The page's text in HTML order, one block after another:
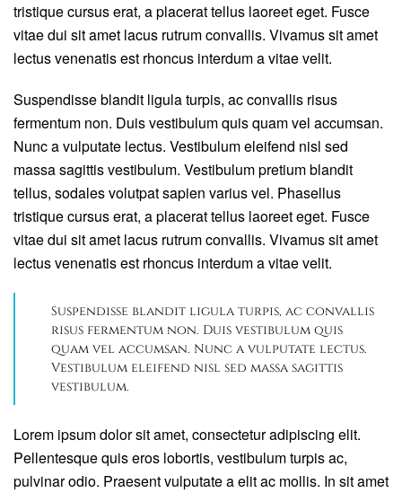
tristique cursus erat, a placerat tellus laoreet eget. Fusce
vitae dui sit amet lacus rutrum convallis. Vivamus sit amet
lectus venenatis est rhoncus interdum a vitae velit.
Suspendisse blandit ligula turpis, ac convallis risus
fermentum non. Duis vestibulum quis quam vel accumsan.
Nunc a vulputate lectus. Vestibulum eleifend nisl sed
massa sagittis vestibulum. Vestibulum pretium blandit
tellus, sodales volutpat sapien varius vel. Phasellus
tristique cursus erat, a placerat tellus laoreet eget. Fusce
vitae dui sit amet lacus rutrum convallis. Vivamus sit amet
lectus venenatis est rhoncus interdum a vitae velit.
Suspendisse blandit ligula turpis, ac convallis
risus fermentum non. Duis vestibulum quis
quam vel accumsan. Nunc a vulputate lectus.
Vestibulum eleifend nisl sed massa sagittis
vestibulum.
Lorem ipsum dolor sit amet, consectetur adipiscing elit.
Pellentesque quis eros lobortis, vestibulum turpis ac,
pulvinar odio. Praesent vulputate a elit ac mollis. In sit amet